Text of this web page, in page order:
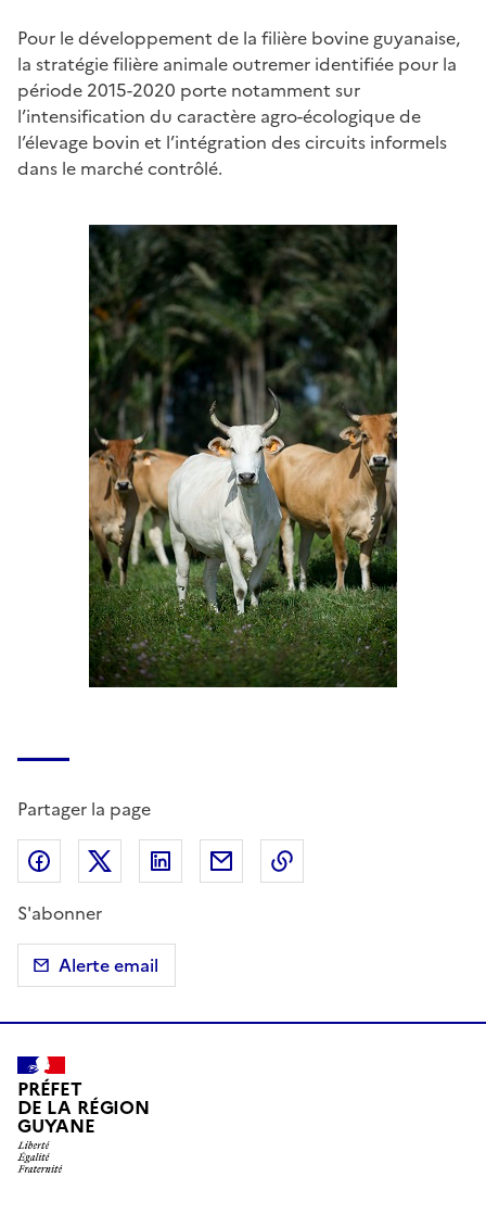
Pour le développement de la filière bovine guyanaise,
la stratégie filière animale outremer identifiée pour la
période 2015-2020 porte notamment sur
l’intensification du caractère agro-écologique de
l’élevage bovin et l’intégration des circuits informels
dans le marché contrôlé.
Partager la page
Partager sur Facebook
Partager sur X (anciennement Twitter)
Partager sur LinkedIn
Partager par email
S'abonner
Alerte email
PRÉFET
DE LA RÉGION
GUYANE